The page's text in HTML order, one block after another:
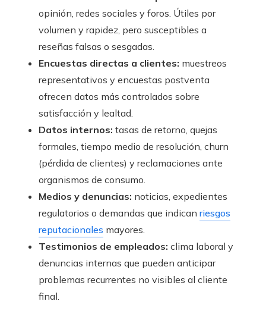
opinión, redes sociales y foros. Útiles por
volumen y rapidez, pero susceptibles a
reseñas falsas o sesgadas.
Encuestas directas a clientes: muestreos
representativos y encuestas postventa
ofrecen datos más controlados sobre
satisfacción y lealtad.
Datos internos: tasas de retorno, quejas
formales, tiempo medio de resolución, churn
(pérdida de clientes) y reclamaciones ante
organismos de consumo.
Medios y denuncias: noticias, expedientes
regulatorios o demandas que indican riesgos
reputacionales mayores.
Testimonios de empleados: clima laboral y
denuncias internas que pueden anticipar
problemas recurrentes no visibles al cliente
final.